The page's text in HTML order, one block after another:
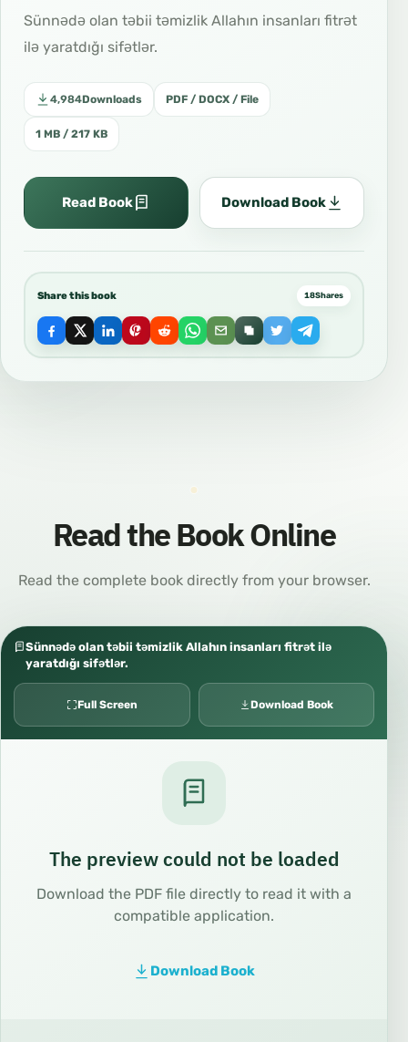
Sünnədə olan təbii təmizlik Allahın insanları fitrət
ilə yaratdığı sifətlər.
4,984Downloads PDF / DOCX / File
1 MB / 217 KB
Read Book Download Book
Share this book 18Shares
Read the Book Online
Read the complete book directly from your browser.
Sünnədə olan təbii təmizlik Allahın insanları fitrət ilə
yaratdığı sifətlər.
Full Screen Download Book
The preview could not be loaded
Download the PDF file directly to read it with a
compatible application.
Download Book